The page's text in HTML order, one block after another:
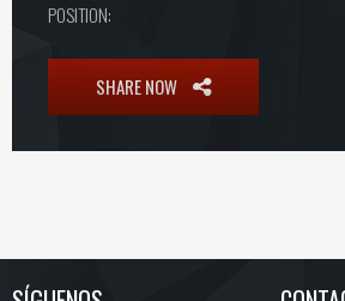
POSITION:
SHARE NOW